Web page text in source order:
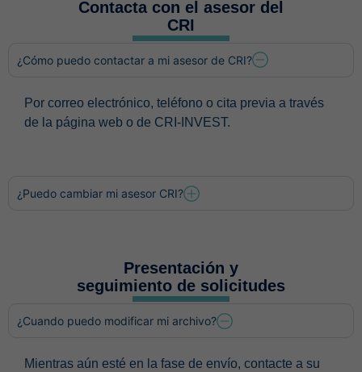
Contacta con el asesor del
CRI
¿Cómo puedo contactar a mi asesor de CRI?
Por correo electrónico, teléfono o cita previa a través
de la página web o de CRI-INVEST.
¿Puedo cambiar mi asesor CRI?
Presentación y
seguimiento de solicitudes
¿Cuando puedo modificar mi archivo?
Mientras aún esté en la fase de envío, contacte a su